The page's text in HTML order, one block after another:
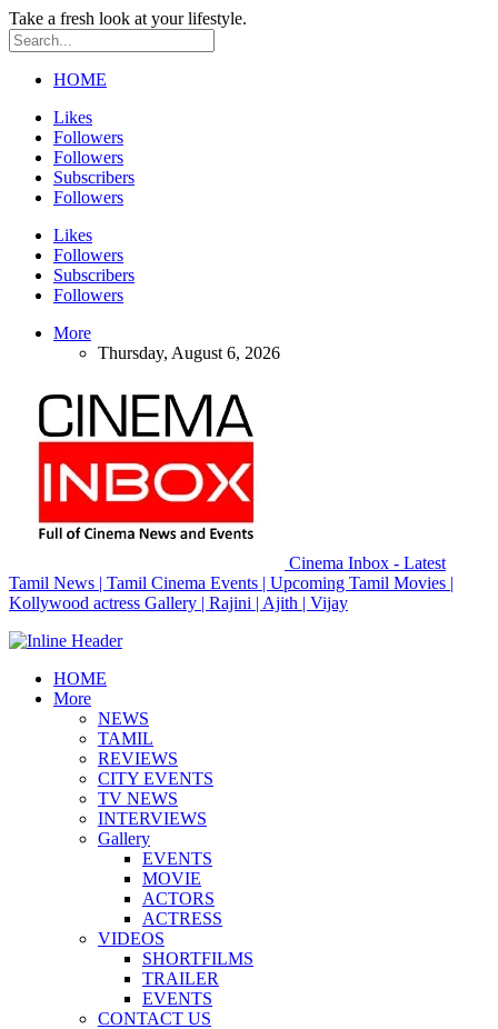
Take a fresh look at your lifestyle.
HOME
Likes
Followers
Followers
Subscribers
Followers
Likes
Followers
Subscribers
Followers
More
Thursday, August 6, 2026
Cinema Inbox - Latest
Tamil News | Tamil Cinema Events | Upcoming Tamil Movies |
Kollywood actress Gallery | Rajini | Ajith | Vijay
HOME
More
NEWS
TAMIL
REVIEWS
CITY EVENTS
TV NEWS
INTERVIEWS
Gallery
EVENTS
MOVIE
ACTORS
ACTRESS
VIDEOS
SHORTFILMS
TRAILER
EVENTS
CONTACT US